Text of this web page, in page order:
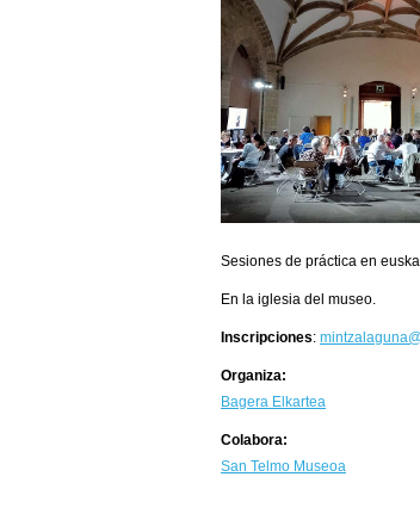
Sesiones de práctica en
En la iglesia del museo.
Inscripciones:
Organiza:
Bagera Elkartea
Colabora:
San Telmo Museoa